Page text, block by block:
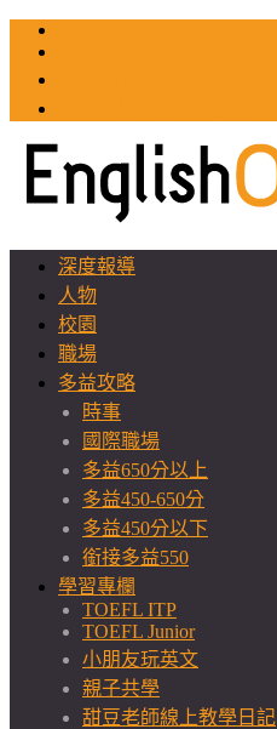
深度報導
人物
校園
職場
多益攻略
時事
國際職場
多益650分以上
多益450-650分
多益450分以下
銜接多益550
學習專欄
TOEFL ITP
TOEFL Junior
小朋友玩英文
親子共學
甜豆老師線上教學日記